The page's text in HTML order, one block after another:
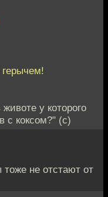
у которого
с коксом?" (с)
тоже не отстают от